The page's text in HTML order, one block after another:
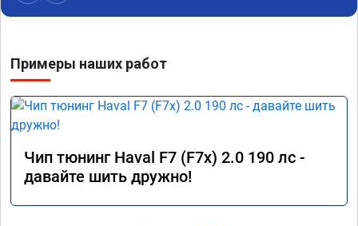
Примеры наших работ
Чип тюнинг Haval F7 (F7x) 2.0 190 лс -
давайте шить дружно!